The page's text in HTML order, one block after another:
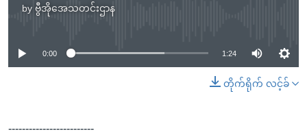
by ဗွီအိုအေသတင်းဌာန
No media source currently available
0:00 1:24
တိုက်ရိုက် လင့်ခ်
-------------------------